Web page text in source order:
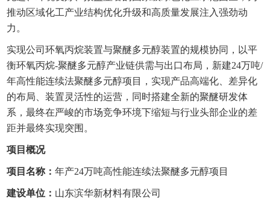
推动区域化工产业结构优化升级和高质量发展注入强劲动
力。
实现公司环氧丙烷装置与聚醚多元醇装置的规模协同，以平
衡环氧丙烷-聚醚多元醇产业链供需与出口布局，新建24万吨/
年高性能连续法聚醚多元醇项目，实现产品高端化、差异化
的布局、装置灵活性的运营，同时搭建全新的聚醚研发体
系，最终在严峻的市场竞争环境下缩短与行业头部企业的差
距并最终实现突围。
项目概况
项目名称：年产24万吨高性能连续法聚醚多元醇项目
建设单位： 山东滨华新材料有限公司